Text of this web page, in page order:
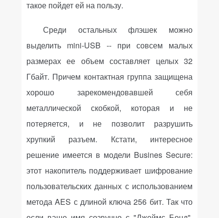
такое пойдет ей на пользу.
Среди остальных флэшек можно
выделить mini-USB -- при совсем малых
размерах ее объем составляет целых 32
Гбайт. Причем контактная группа защищена
хорошо зарекомендовавшей себя
металлической скобкой, которая и не
потеряется, и не позволит разрушить
хрупкий разъем. Кстати, интересное
решение имеется в модели Busines Secure:
этот накопитель поддерживает шифрование
пользовательских данных с использованием
методаAES с длиной ключа 256 бит. Так что